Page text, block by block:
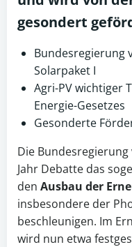
gesondert
Bundesregierung
Solarpaket I
Agri-PV wichtiger
Energie-Gesetzes
Gesonderte
Die
Jahr Debatte das
den Ausbau der
insbesondere der
beschleunigen. Im
wird nun etwa